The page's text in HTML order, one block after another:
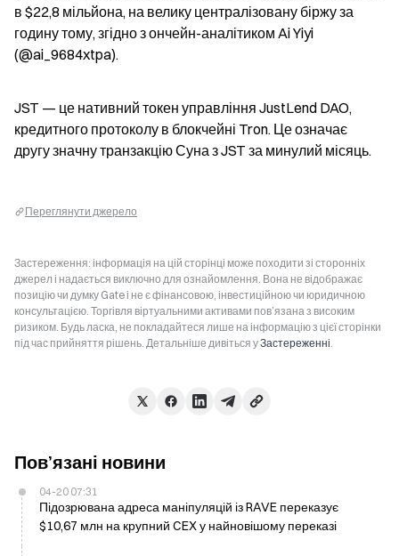
в $22,8 мільйона, на велику централізовану біржу за
годину тому, згідно з ончейн-аналітиком Ai Yiyi
(@ai_9684xtpa).
JST — це нативний токен управління JustLend DAO,
кредитного протоколу в блокчейні Tron. Це означає
другу значну транзакцію Суна з JST за минулий місяць.
Переглянути джерело
Застереження: інформація на цій сторінці може походити зі сторонніх
джерел і надається виключно для ознайомлення. Вона не відображає
позицію чи думку Gate і не є фінансовою, інвестиційною чи юридичною
консультацією. Торгівля віртуальними активами пов’язана з високим
ризиком. Будь ласка, не покладайтеся лише на інформацію з цієї сторінки
під час прийняття рішень. Детальніше дивіться уЗастереженні.
Пов’язані новини
04-20 07:31
Підозрювана адреса маніпуляцій із RAVE переказує
$10,67 млн на крупний CEX у найновішому переказі